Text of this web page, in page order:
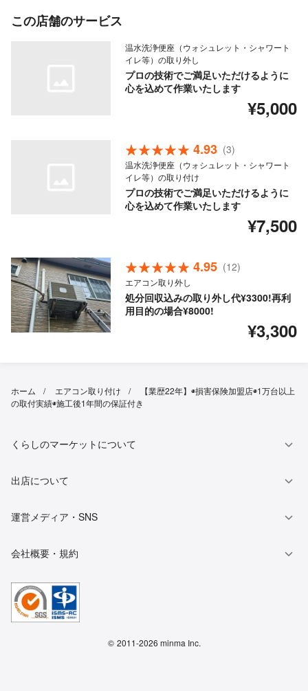
この店舗のサービス
温水洗浄便座（ウォシュレット・シャワート
イレ等）の取り外し
プロの技術でご満足いただけるように
心を込めて作業いたします
¥5,000
4.93 (3)
温水洗浄便座（ウォシュレット・シャワート
イレ等）の取り付け
プロの技術でご満足いただけるように
心を込めて作業いたします
¥7,500
4.95 (12)
エアコン取り外し
処分回収込みの取り外し代¥3300!再利
用目的の場合¥8000!
¥3,300
ホーム エアコン取り付け
【業歴22年】◉損害保険加盟店◉1万台以上
の取付実績◉施工後1年間の保証付き
くらしのマーケットについて
出店について
運営メディア・SNS
会社概要・規約
© 2011-2026 minma Inc.